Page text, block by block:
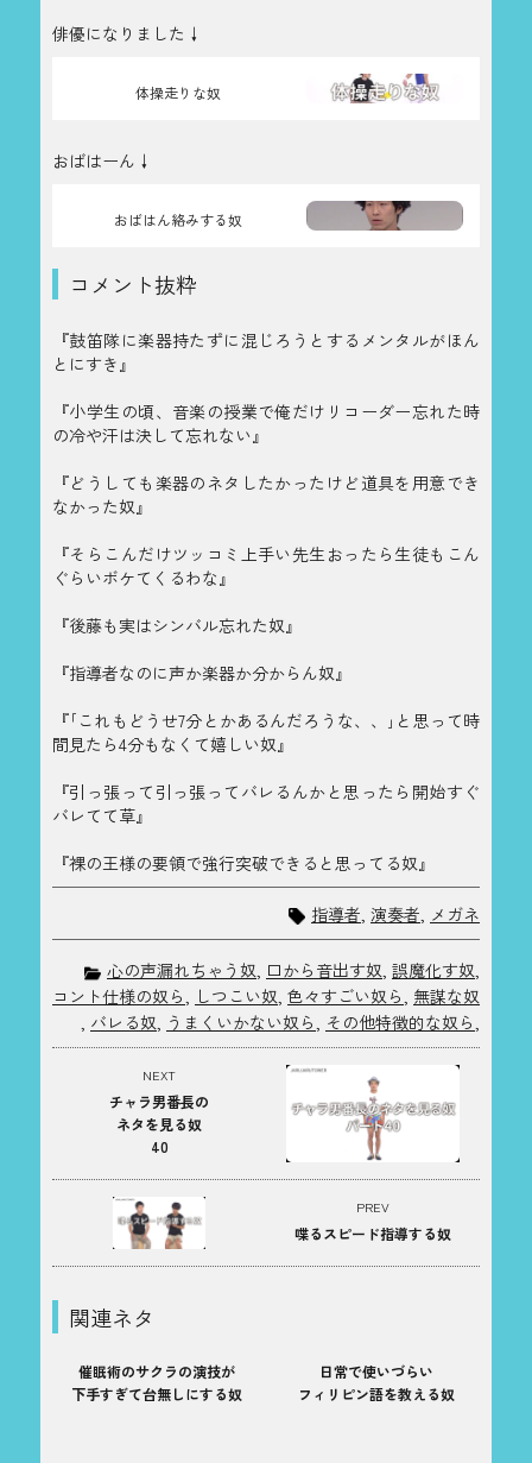
俳優になりました↓
体操走りな奴
おばはーん↓
おばはん絡みする奴
コメント抜粋
『鼓笛隊に楽器持たずに混じろうとするメンタルがほん
とにすき』
『小学生の頃、音楽の授業で俺だけリコーダー忘れた時
の冷や汗は決して忘れない』
『どうしても楽器のネタしたかったけど道具を用意でき
なかった奴』
『そらこんだけツッコミ上手い先生おったら生徒もこん
ぐらいボケてくるわな』
『後藤も実はシンバル忘れた奴』
『指導者なのに声か楽器か分からん奴』
『｢これもどうせ7分とかあるんだろうな、、｣と思って時
間見たら4分もなくて嬉しい奴』
『引っ張って引っ張ってバレるんかと思ったら開始すぐ
バレてて草』
『裸の王様の要領で強行突破できると思ってる奴』
指導者 演奏者 メガネ
心の声漏れちゃう奴, 口から音出す奴, 誤魔化す奴,
コント仕様の奴ら, しつこい奴, 色々すごい奴ら, 無謀な奴
, バレる奴, うまくいかない奴ら, その他特徴的な奴ら,
PREV
喋るスピード指導する奴
NEXT
チャラ男番長の
ネタを見る奴
40
関連ネタ
催眠術のサクラの演技が
下手すぎて台無しにする奴
日常で使いづらい
フィリピン語を教える奴